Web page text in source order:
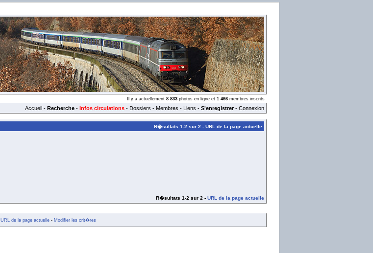
Il y a actuellement 8 833 photos en ligne et 1 466 membres inscrits
Accueil - Recherche - Infos circulations - Dossiers - Membres - Liens - S'enregistrer- Connexion
R�sultats 1-2 sur 2 - URL de la page actuelle
R�sultats 1-2 sur 2 - URL de la page actuelle
URL de la page actuelle- Modifier les crit�res